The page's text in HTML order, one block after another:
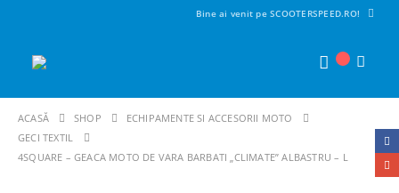
Bine ai venit pe SCOOTERSPEED.RO!
ACASĂ SHOP
ECHIPAMENTE SI ACCESORII MOTO
GECI TEXTIL
4SQUARE – GEACA MOTO DE VARA BARBATI „CLIMATE” ALBASTRU – L